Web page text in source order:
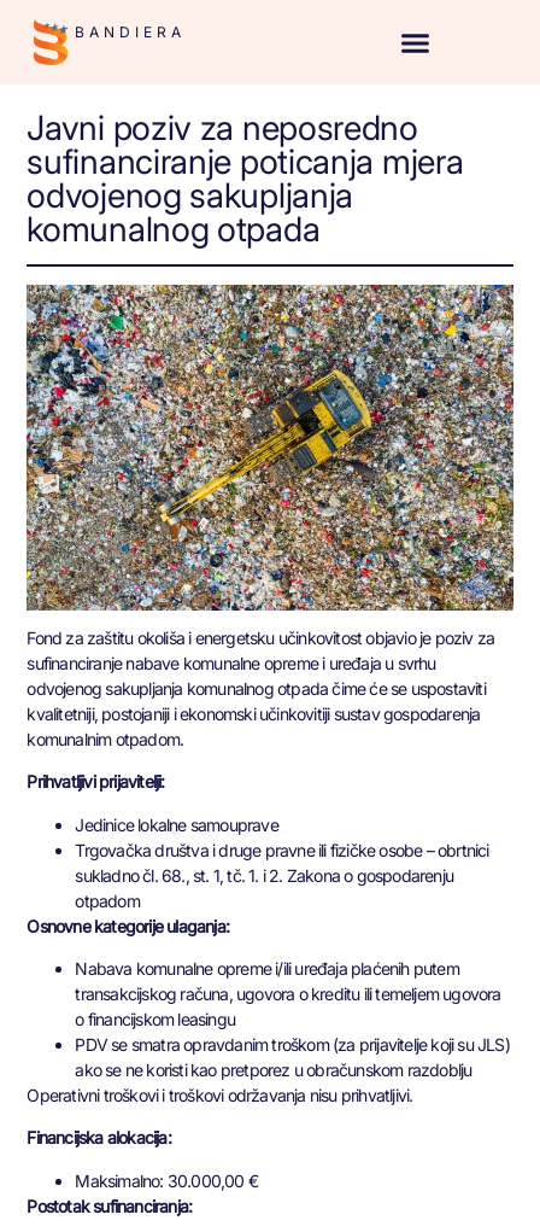
BANDIERA
Javni poziv za neposredno
sufinanciranje poticanja mjera
odvojenog sakupljanja
komunalnog otpada
Fond za zaštitu okoliša i energetsku učinkovitost objavio je poziv za
sufinanciranje nabave komunalne opreme i uređaja u svrhu
odvojenog sakupljanja komunalnog otpada čime će se uspostaviti
kvalitetniji, postojaniji i ekonomski učinkovitiji sustav gospodarenja
komunalnim otpadom.
Prihvatljivi prijavitelji:
Jedinice lokalne samouprave
Trgovačka društva i druge pravne ili fizičke osobe – obrtnici
sukladno čl. 68., st. 1, tč. 1. i 2. Zakona o gospodarenju
otpadom
Osnovne kategorije ulaganja:
Nabava komunalne opreme i/ili uređaja plaćenih putem
transakcijskog računa, ugovora o kreditu ili temeljem ugovora
o financijskom leasingu
PDV se smatra opravdanim troškom (za prijavitelje koji su JLS)
ako se ne koristi kao pretporez u obračunskom razdoblju
Operativni troškovi i troškovi održavanja nisu prihvatljivi.
Financijska alokacija:
Maksimalno: 30.000,00 €
Postotak sufinanciranja: